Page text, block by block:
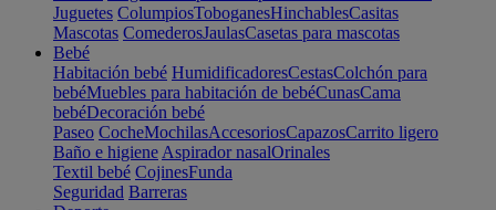
Juguetes ColumpiosToboganesHinchablesCasitas
Mascotas ComederosJaulasCasetas para mascotas
Bebé
Habitación bebé HumidificadoresCestasColchón para
bebéMuebles para habitación de bebéCunasCama
bebéDecoración bebé
Paseo CocheMochilasAccesoriosCapazosCarrito ligero
Baño e higiene Aspirador nasalOrinales
Textil bebé CojinesFunda
Seguridad Barreras